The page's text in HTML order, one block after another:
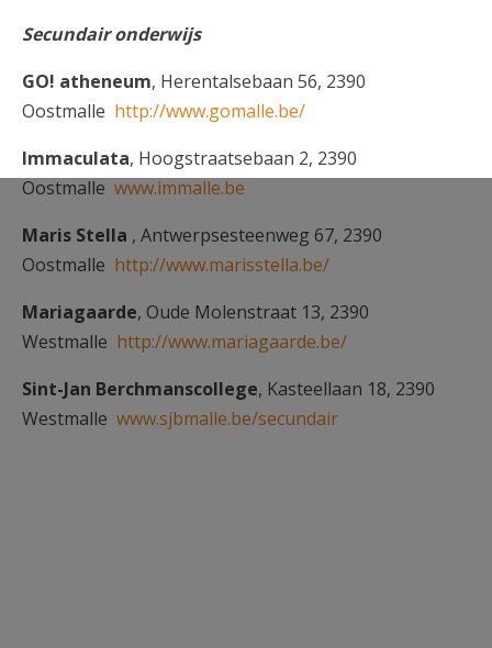
Secundair onderwijs
GO! atheneum, Herentalsebaan 56, 2390
Oostmalle http://www.gomalle.be/
Immaculata, Hoogstraatsebaan 2, 2390
Oostmalle www.immalle.be
Maris Stella , Antwerpsesteenweg 67, 2390
Oostmalle http://www.marisstella.be/
Mariagaarde, Oude Molenstraat 13, 2390
Westmalle http://www.mariagaarde.be/
Sint-Jan Berchmanscollege, Kasteellaan 18, 2390
Westmalle www.sjbmalle.be/secundair